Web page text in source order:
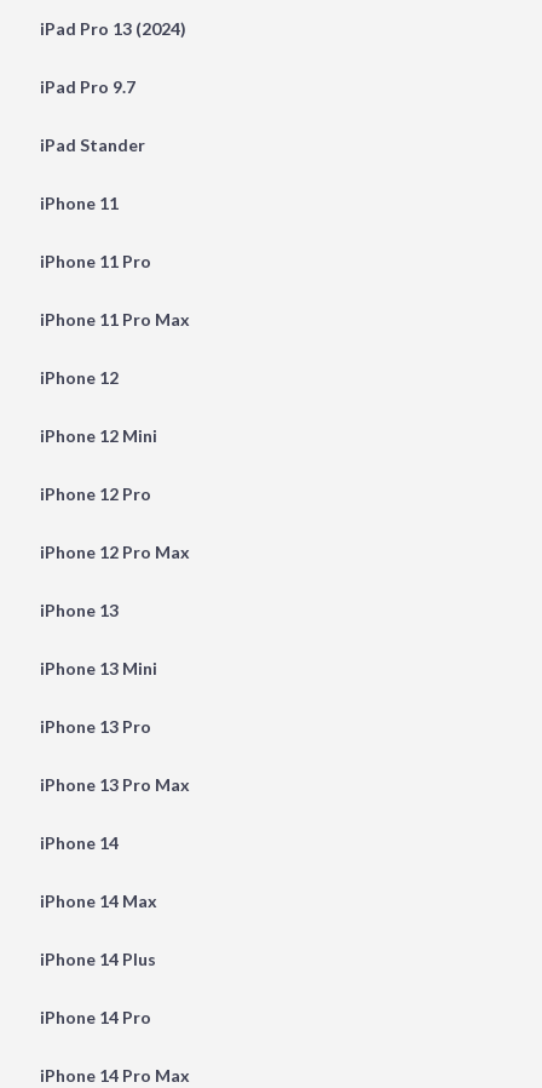
iPad Pro 13 (2024)
iPad Pro 9.7
iPad Stander
iPhone 11
iPhone 11 Pro
iPhone 11 Pro Max
iPhone 12
iPhone 12 Mini
iPhone 12 Pro
iPhone 12 Pro Max
iPhone 13
iPhone 13 Mini
iPhone 13 Pro
iPhone 13 Pro Max
iPhone 14
iPhone 14 Max
iPhone 14 Plus
iPhone 14 Pro
iPhone 14 Pro Max